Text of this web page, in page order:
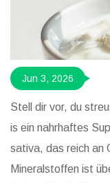
Jun 3, 2026
Stell dir vor, du
is ein nahrhaftes
sativa, das reich an
Mineralstoffen ist